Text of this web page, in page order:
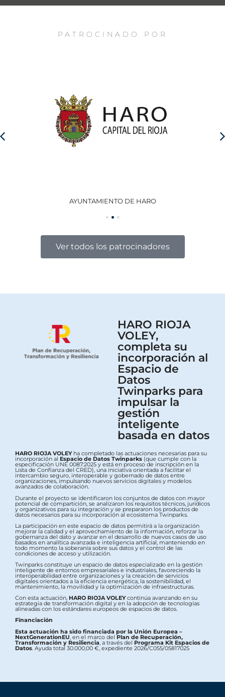
PATROCINADO POR
AYUNTAMIENTO DE HARO
Ver todos los patrocinadores
HARO RIOJA
VOLEY,
completa su
incorporación al
Espacio de
Datos
Twinparks para
impulsar la
gestión
inteligente
basada en datos
HARO RIOJA VOLEYha completado las actuaciones necesarias para su
incorporación al Espacio de Datos Twinparks (que cumple con la
especificación UNE 0087:2025 y está en proceso de inscripción en la
Lista de Confianza del CRED), una iniciativa orientada a facilitar el
intercambio seguro, interoperable y gobernado de datos entre
organizaciones, impulsando nuevos servicios digitales y modelos
avanzados de colaboración.
Durante el proyecto se identificaron los conjuntos de datos con mayor
potencial de compartición, se analizaron los requisitos técnicos, jurídicos
y organizativos para su integración y se prepararon los productos de
datos necesarios para su incorporación al ecosistema Twinparks.
La participación en este espacio de datos permitirá a la organización
mejorar la calidad y el aprovechamiento de la información, reforzar la
gobernanza del dato y avanzar en el desarrollo de nuevos casos de uso
basados en analítica avanzada e inteligencia artificial, manteniendo en
todo momento la soberanía sobre sus datos y el control de las
condiciones de acceso y utilización.
Twinparks constituye un espacio de datos especializado en la gestión
inteligente de entornos empresariales e industriales, favoreciendo la
interoperabilidad entre organizaciones y la creación de servicios
digitales orientados a la eficiencia energética, la sostenibilidad, el
mantenimiento, la movilidad y la optimización de infraestructuras.
Con esta actuación, HARO RIOJA VOLEYcontinúa avanzando en su
estrategia de transformación digital y en la adopción de tecnologías
alineadas con los estándares europeos de espacios de datos.
Financiación
Esta actuación ha sido financiada por la Unión Europea –
NextGenerationEU , en el marco delPlan de Recuperación,
Transformación y Resiliencia , a través del Programa Kit Espacios de
Datos . Ayuda total 30.000,00 €, expediente 2026/C055/05817025